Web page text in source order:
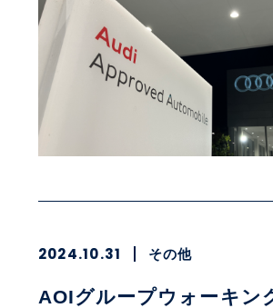
2024.10.31 その他
AOIグループウォーキン